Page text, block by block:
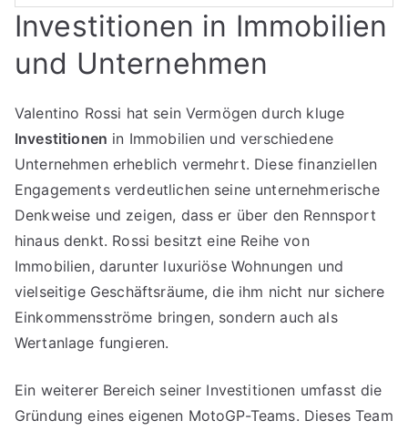
Investitionen in Immobilien
und Unternehmen
Valentino Rossi hat sein Vermögen durch kluge
Investitionen in Immobilien und verschiedene
Unternehmen erheblich vermehrt. Diese finanziellen
Engagements verdeutlichen seine unternehmerische
Denkweise und zeigen, dass er über den Rennsport
hinaus denkt. Rossi besitzt eine Reihe von
Immobilien, darunter luxuriöse Wohnungen und
vielseitige Geschäftsräume, die ihm nicht nur sichere
Einkommensströme bringen, sondern auch als
Wertanlage fungieren.
Ein weiterer Bereich seiner Investitionen umfasst die
Gründung eines eigenen MotoGP-Teams. Dieses Team